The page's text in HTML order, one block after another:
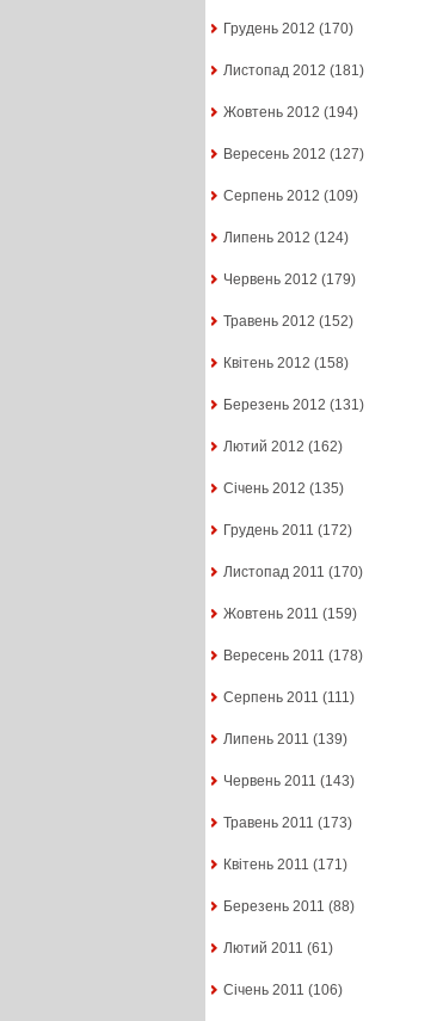
Грудень 2012 (170)
Листопад 2012 (181)
Жовтень 2012 (194)
Вересень 2012 (127)
Серпень 2012 (109)
Липень 2012 (124)
Червень 2012 (179)
Травень 2012 (152)
Квітень 2012 (158)
Березень 2012 (131)
Лютий 2012 (162)
Січень 2012 (135)
Грудень 2011 (172)
Листопад 2011 (170)
Жовтень 2011 (159)
Вересень 2011 (178)
Серпень 2011 (111)
Липень 2011 (139)
Червень 2011 (143)
Травень 2011 (173)
Квітень 2011 (171)
Березень 2011 (88)
Лютий 2011 (61)
Січень 2011 (106)